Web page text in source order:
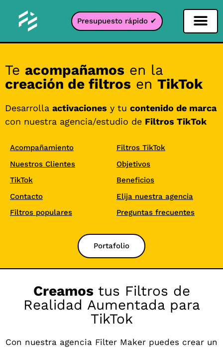
Presupuesto rápido ✔
Te acompañamos en la
creación de filtros en TikTok
Desarrolla activaciones y tu contenido de marca
con nuestra agencia/estudio de Filtros TikTok
Acompañamiento
Nuestros Clientes
TikTok
Contacto
Filtros populares
Filtros TikTok
Objetivos
Beneficios
Elija nuestra agencia
Preguntas frecuentes
Portafolio
Creamostus Filtros de
Realidad Aumentada para
TikTok
Con nuestra agencia Filter Maker puedes crear un